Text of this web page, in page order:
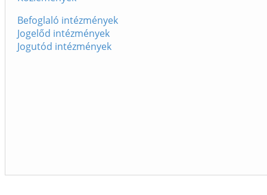
Befoglaló intézmények
Jogelőd intézmények
Jogutód intézmények